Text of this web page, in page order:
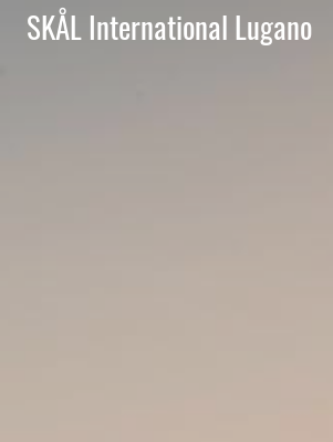
SKÅL International Lugano